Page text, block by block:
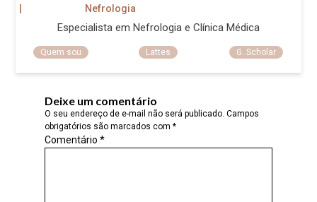
|
Nefrologia
Especialista em Nefrologia e Clínica Médica
Quem sou Lattes G. Scholar
Deixe um comentário
O seu endereço de e-mail não será publicado. Campos
obrigatórios são marcados com *
Comentário *